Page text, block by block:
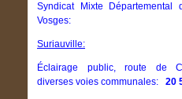
Syndicat Mixte Départemental
Vosges:
Suriauville:
Éclairage public, route de
diverses voies communales:
20